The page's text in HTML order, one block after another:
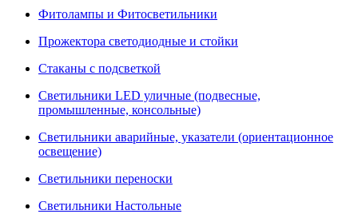
Фитолампы и Фитосветильники
Прожектора светодиодные и стойки
Стаканы с подсветкой
Светильники LED уличные (подвесные,
промышленные, консольные)
Светильники аварийные, указатели (ориентационное
освещение)
Светильники переноски
Светильники Настольные